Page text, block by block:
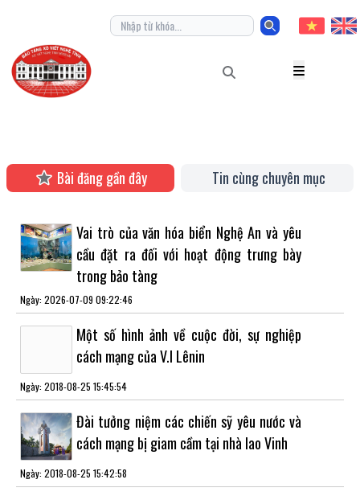
Bài đăng gần đây Tin cùng chuyên mục
Vai trò của văn hóa biển Nghệ An và yêu
cầu đặt ra đối với hoạt động trưng bày
trong bảo tàng
Ngày: 2026-07-09 09:22:46
Một số hình ảnh về cuộc đời, sự nghiệp
cách mạng của V.I Lênin
Ngày: 2018-08-25 15:45:54
Đài tưởng niệm các chiến sỹ yêu nước và
cách mạng bị giam cầm tại nhà lao Vinh
Ngày: 2018-08-25 15:42:58